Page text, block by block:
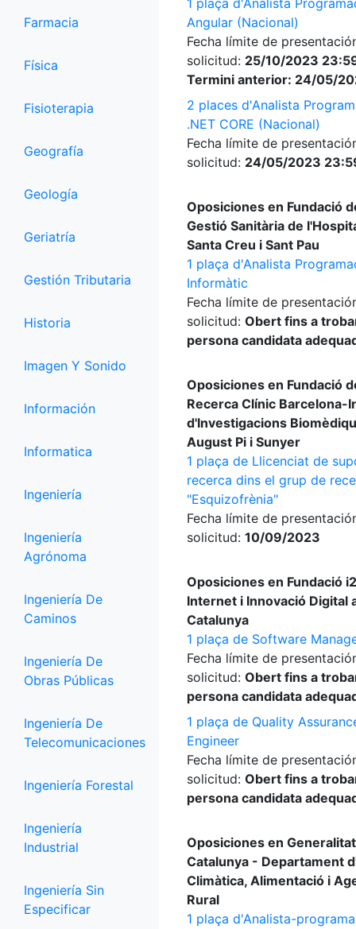
Farmacia
Física
Fisioterapia
Geografía
Geología
Geriatría
Gestión Tributaria
Historia
Imagen Y Sonido
Información
Informatica
Ingeniería
Ingeniería
Agrónoma
Ingeniería De
Caminos
Ingeniería De
Obras Públicas
Ingeniería De
Telecomunicaciones
Ingeniería Forestal
Ingeniería
Industrial
Ingeniería Sin
Especificar
1 plaça d'Analista
Angular (Nacional)
Fecha límite de
solicitud: 25/10/2023
Termini anterior: 24/05/
2 places d'Analista
.NET CORE (Nacional)
Fecha límite de
solicitud: 24/05/2023
Oposiciones en Fundació
Gestió Sanitària de
Santa Creu i Sant Pau
1 plaça d'Analista
Informàtic
Fecha límite de
solicitud: Obert fins a
persona candidata
Oposiciones en Fundació
Recerca Clínic Barcelona-
d'Investigacions
August Pi i Sunyer
1 plaça de Llicenciat de
recerca dins el grup de
"Esquizofrènia"
Fecha límite de
solicitud: 10/09/2023
Oposiciones en Fundació
Internet i Innovació Digital
Catalunya
1 plaça de Software
Fecha límite de
solicitud: Obert fins a
persona candidata
1 plaça de Quality
Engineer
Fecha límite de
solicitud: Obert fins a
persona candidata
Oposiciones en
Catalunya - Departament
Climàtica, Alimentació i
Rural
1 plaça d'Analista-